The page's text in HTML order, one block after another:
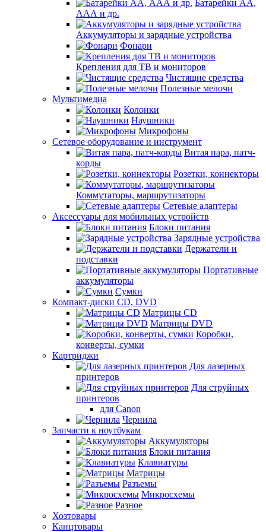
Батарейки АА,
ААА и др.
Аккумуляторы и зарядные устройства
Фонари
Крепления для ТВ и мониторов
Чистящие средства
Полезные мелочи
Мультимедиа
Колонки
Наушники
Микрофоны
Сетевое оборудование и инструмент
Витая пара, патч-
корды
Розетки, коннекторы
Коммутаторы, маршрутизаторы
Сетевые адаптеры
Аксессуары для мобильных устройств
Блоки питания
Зарядные устройства
Держатели и
подставки
Портативные
аккумуляторы
Сумки
Компакт-диски CD, DVD
Матрицы CD
Матрицы DVD
Коробки,
конверты, сумки
Картриджи
Для лазерных
принтеров
Для струйных
принтеров
для Canon
Чернила
Запчасти к ноутбукам
Аккумуляторы
Блоки питания
Клавиатуры
Матрицы
Разъемы
Микросхемы
Разное
Хозтовары
Канцтовары